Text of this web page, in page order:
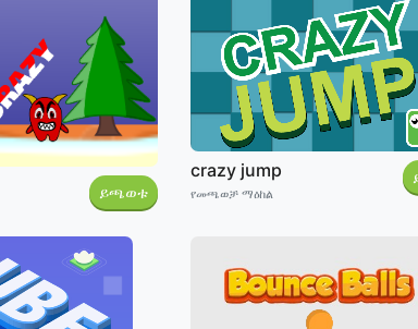
ይጫወቱ
crazy jump
የመጫወቻ ማዕከል